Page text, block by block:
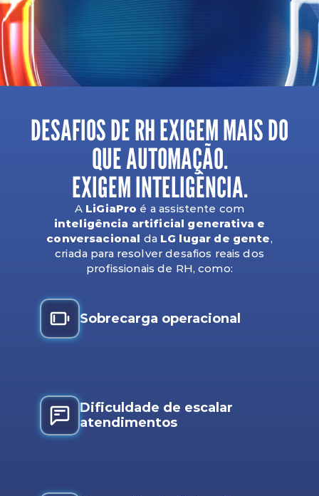
DESAFIOS DE RH EXIGEM MAIS DO
QUE AUTOMAÇÃO.
EXIGEM INTELIGÊNCIA.
A LiGiaPro é a assistente com
inteligência artificial generativa e
conversacional da LG lugar de gente,
criada para resolver desafios reais dos
profissionais de RH, como:
Sobrecarga operacional
Dificuldade de escalar
atendimentos